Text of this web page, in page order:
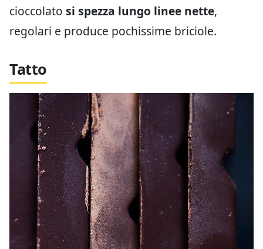
cioccolato si spezza lungo linee nette,
regolari e produce pochissime briciole.
Tatto